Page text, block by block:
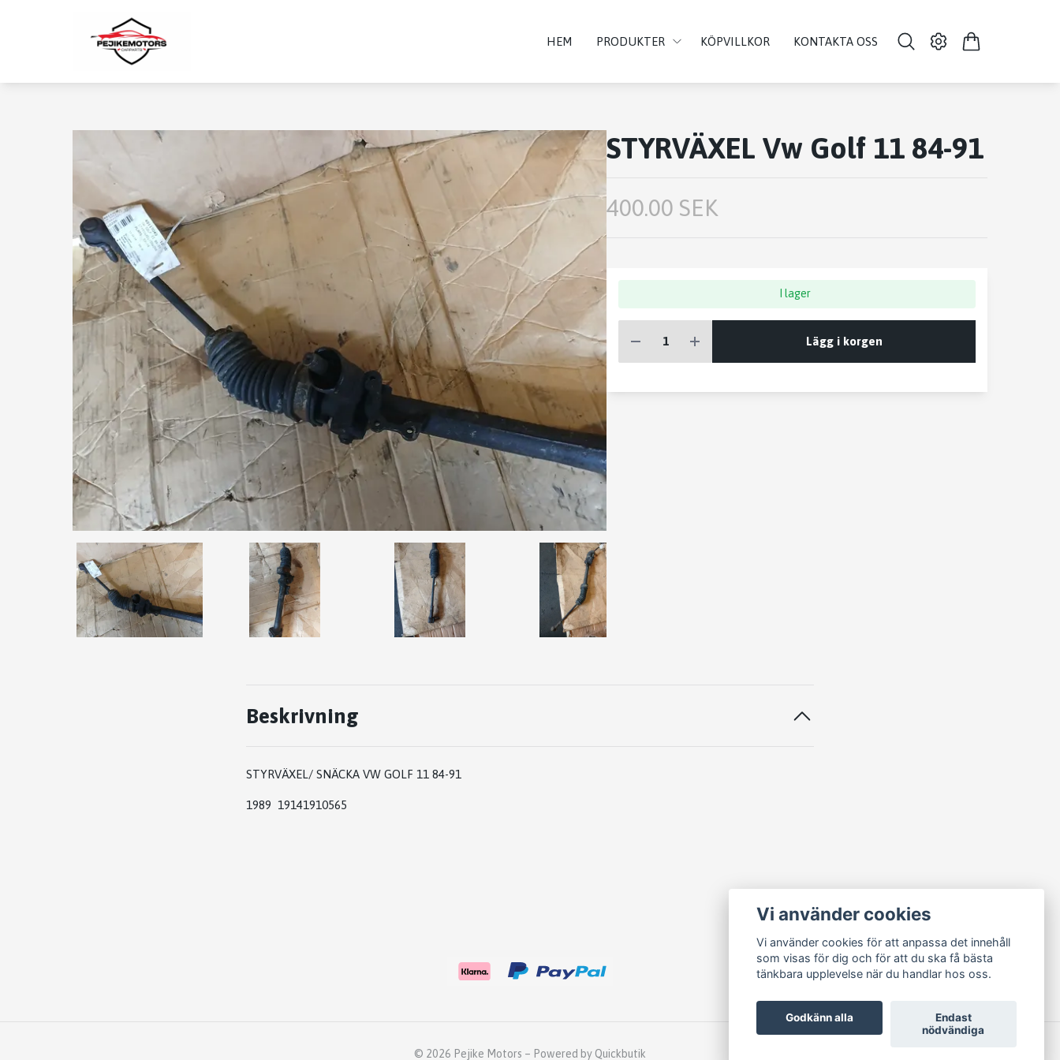
HEM PRODUKTER KÖPVILLKOR KONTAKTA OSS
STYRVÄXEL Vw Golf 11 84-91
400.00 SEK
I lager
Lägg i korgen
Beskrivning
STYRVÄXEL/ SNÄCKA VW GOLF 11 84-91
1989 19141910565
© 2026 Pejike Motors – Powered by Quickbutik
Vi använder cookies
Vi använder cookies för att anpassa det innehåll
som visas för dig och för att du ska få bästa
tänkbara upplevelse när du handlar hos oss.
Godkänn alla
Endast
nödvändiga